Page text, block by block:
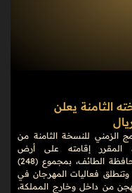
الثامنة يعلن
الزمني للنسخة الثامنة من
ولي العهد للهجن لعام 2026، المقرر إقامته على أرض
ميدان الطائف التاريخي لسباقات الهجن بمحافظة الطائف، بمجموع (248)
الـ50 مليون ريال. وتنطلق فعاليات المهرجان في
من داخل وخارج المملكة،